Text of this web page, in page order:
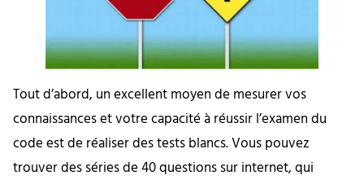
Tout d’abord, un excellent moyen de mesurer vos
connaissances et votre capacité à réussir l’examen du
code est de réaliser des tests blancs. Vous pouvez
trouver des séries de 40 questions sur internet, qui